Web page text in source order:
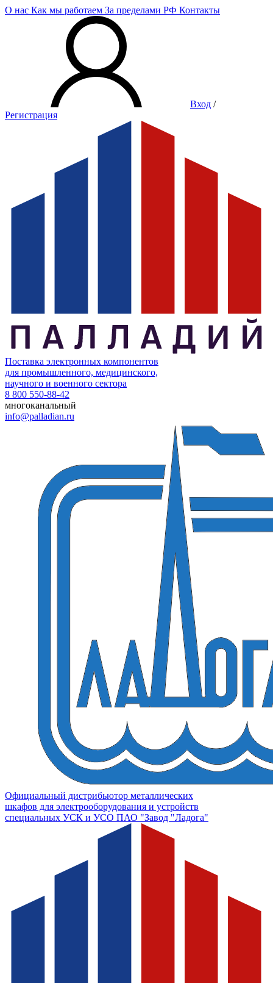
О нас Как мы работаем За пределами РФ Контакты
Вход /
Регистрация
Поставка электронных компонентов
для промышленного, медицинского,
научного и военного сектора
8 800 550-88-42
многоканальный
info@palladian.ru
Официальный дистрибьютор металлических
шкафов для электрооборудования и устройств
специальных УСК и УСО ПАО "Завод "Ладога"